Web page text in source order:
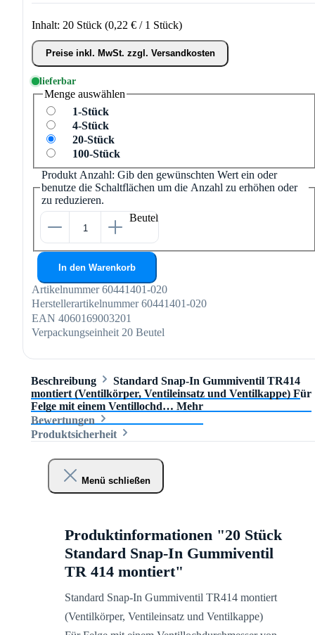
Inhalt: 20 Stück (0,22 € / 1 Stück)
Preise inkl. MwSt. zzgl. Versandkosten
lieferbar
Menge auswählen
1-Stück
4-Stück
20-Stück
100-Stück
Produkt Anzahl: Gib den gewünschten Wert ein oder
benutze die Schaltflächen um die Anzahl zu erhöhen oder
zu reduzieren.
Beutel
In den Warenkorb
Artikelnummer 60441401-020
Herstellerartikelnummer 60441401-020
EAN 4060169003201
Verpackungseinheit 20 Beutel
Beschreibung
Standard Snap-In Gummiventil TR414
montiert (Ventilkörper, Ventileinsatz und Ventilkappe) Für
Felge mit einem Ventillochd… Mehr
Bewertungen
Produktsicherheit
Menü schließen
Produktinformationen "20 Stück
Standard Snap-In Gummiventil
TR 414 montiert"
Standard Snap-In Gummiventil TR414 montiert
(Ventilkörper, Ventileinsatz und Ventilkappe)